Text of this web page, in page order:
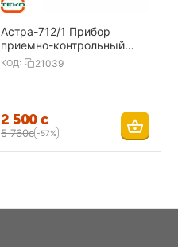
Астра-712/1 Прибор
приемно-контрольный
охранно-пожарный 1
ШС,ИП
КОД: 21039
2 500с
5 760с -57%